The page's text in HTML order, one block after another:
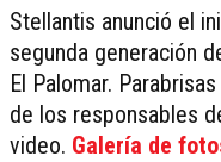
Stellantis anunció el
segunda generación
El Palomar.
de los responsables
video. Galería de